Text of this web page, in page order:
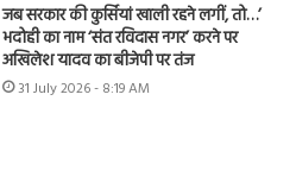
जब सरकार की कुर्सियां खाली रहने लगीं, तो…’
भदोही का नाम ‘संत रविदास नगर’ करने पर
अखिलेश यादव का बीजेपी पर तंज
31 July 2026 - 8:19 AM